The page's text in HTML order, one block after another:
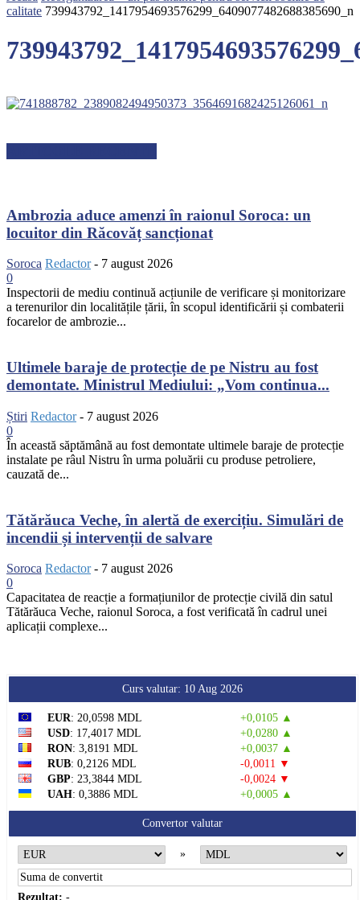
calitate 739943792_1417954693576299_6409077482688385690_n
Ambrozia aduce amenzi în raionul Soroca: un
locuitor din Răcovăț sancționat
Soroca Redactor - 7 august 2026
0
Inspectorii de mediu continuă acțiunile de verificare și monitorizare
a terenurilor din localitățile țării, în scopul identificării și combaterii
focarelor de ambrozie...
Ultimele baraje de protecție de pe Nistru au fost
demontate. Ministrul Mediului: „Vom continua...
Știri Redactor - 7 august 2026
0
În această săptămână au fost demontate ultimele baraje de protecție
instalate pe râul Nistru în urma poluării cu produse petroliere,
cauzată de...
Tătărăuca Veche, în alertă de exercițiu. Simulări de
incendii și intervenții de salvare
Soroca Redactor - 7 august 2026
0
Capacitatea de reacție a formațiunilor de protecție civilă din satul
Tătărăuca Veche, raionul Soroca, a fost verificată în cadrul unei
aplicații complexe...
Curs valutar: 10 Aug 2026
EUR: 20,0598 MDL
+0,0105 ▲
USD: 17,4017 MDL
+0,0280 ▲
RON: 3,8191 MDL
+0,0037 ▲
RUB: 0,2126 MDL
-0,0011 ▼
GBP: 23,3844 MDL
-0,0024 ▼
UAH: 0,3886 MDL +0,0005 ▲
Convertor valutar
»
Rezultat: -